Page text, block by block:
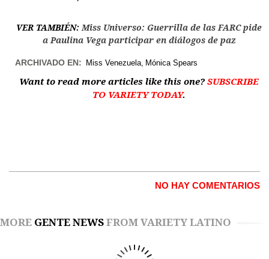
VER TAMBIÉN: Miss Universo: Guerrilla de las FARC pide
a Paulina Vega participar en diálogos de paz
ARCHIVADO EN: Miss Venezuela Mónica Spears
Want to read more articles like this one?SUBSCRIBE
TO VARIETY TODAY.
NO HAY COMENTARIOS
MORE GENTE NEWS FROM VARIETY LATINO